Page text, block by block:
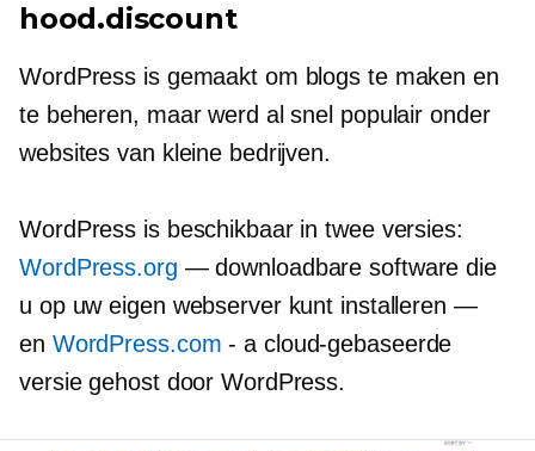
hood.discount
WordPress is gemaakt om blogs te maken en
te beheren, maar werd al snel populair onder
websites van kleine bedrijven.
WordPress is beschikbaar in twee versies:
WordPress.org — downloadbare software die
u op uw eigen webserver kunt installeren —
en WordPress.com - a cloud-gebaseerde
versie gehost door WordPress.